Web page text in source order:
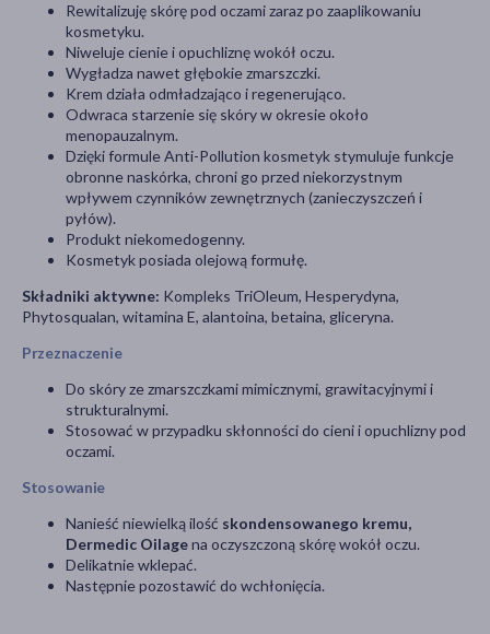
Rewitalizuję skórę pod oczami zaraz po zaaplikowaniu
kosmetyku.
Niweluje cienie i opuchliznę wokół oczu.
Wygładza nawet głębokie zmarszczki.
Krem działa odmładzająco i regenerująco.
Odwraca starzenie się skóry w okresie około
menopauzalnym.
Dzięki formule Anti-Pollution kosmetyk stymuluje funkcje
obronne naskórka, chroni go przed niekorzystnym
wpływem czynników zewnętrznych (zanieczyszczeń i
pyłów).
Produkt niekomedogenny.
Kosmetyk posiada olejową formułę.
Składniki aktywne: Kompleks TriOleum, Hesperydyna,
Phytosqualan, witamina E, alantoina, betaina, gliceryna.
Przeznaczenie
Do skóry ze zmarszczkami mimicznymi, grawitacyjnymi i
strukturalnymi.
Stosować w przypadku skłonności do cieni i opuchlizny pod
oczami.
Stosowanie
Nanieść niewielką ilość skondensowanego kremu,
Dermedic Oilagena oczyszczoną skórę wokół oczu.
Delikatnie wklepać.
Następnie pozostawić do wchłonięcia.